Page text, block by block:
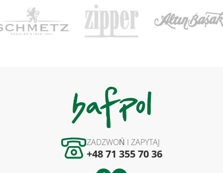
ZADZWOŃ I ZAPYTAJ
+48 71 355 70 36